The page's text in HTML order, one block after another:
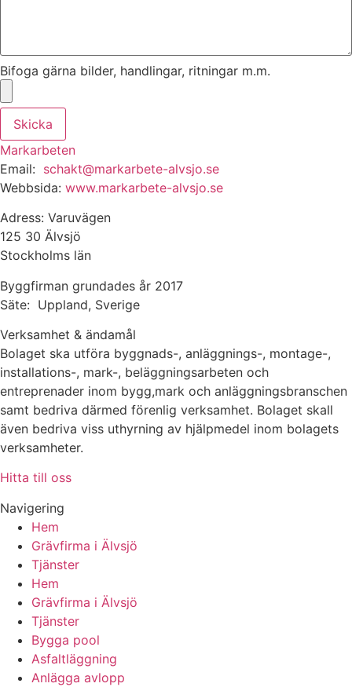
Bifoga gärna bilder, handlingar, ritningar m.m.
Skicka
Markarbeten
Email: schakt@markarbete-alvsjo.se
Webbsida: www.markarbete-alvsjo.se
Adress: Varuvägen
125 30 Älvsjö
Stockholms län
Byggfirman grundades år 2017
Säte: Uppland, Sverige
Verksamhet & ändamål
Bolaget ska utföra byggnads-, anläggnings-, montage-,
installations-, mark-, beläggningsarbeten och
entreprenader inom bygg,mark och anläggningsbranschen
samt bedriva därmed förenlig verksamhet. Bolaget skall
även bedriva viss uthyrning av hjälpmedel inom bolagets
verksamheter.
Hitta till oss
Navigering
Hem
Grävfirma i Älvsjö
Tjänster
Hem
Grävfirma i Älvsjö
Tjänster
Bygga pool
Asfaltläggning
Anlägga avlopp